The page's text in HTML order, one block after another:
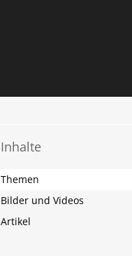
Inhalte
Themen
Bilder und Videos
Artikel